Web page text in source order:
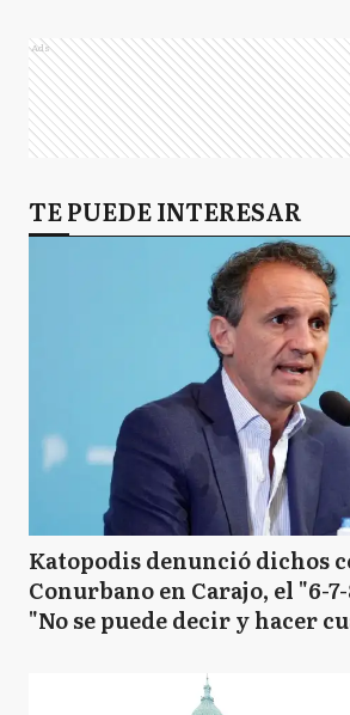
Ads
TE PUEDE INTERESAR
Katopodis denunció dichos
Conurbano en Carajo, el "6-
"No se puede decir y hacer